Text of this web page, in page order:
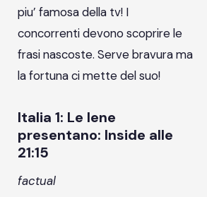
piu’ famosa della tv! I
concorrenti devono scoprire le
frasi nascoste. Serve bravura ma
la fortuna ci mette del suo!
Italia 1: Le Iene
presentano: Inside alle
21:15
factual